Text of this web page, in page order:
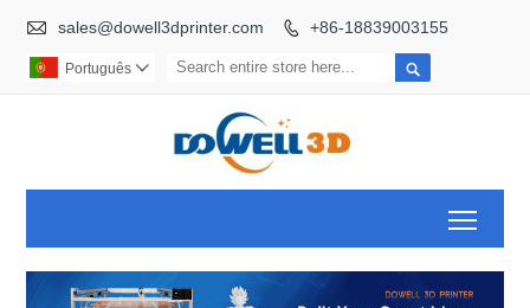
 sales@dowell3dprinter.com  +86-18839003155

Português 